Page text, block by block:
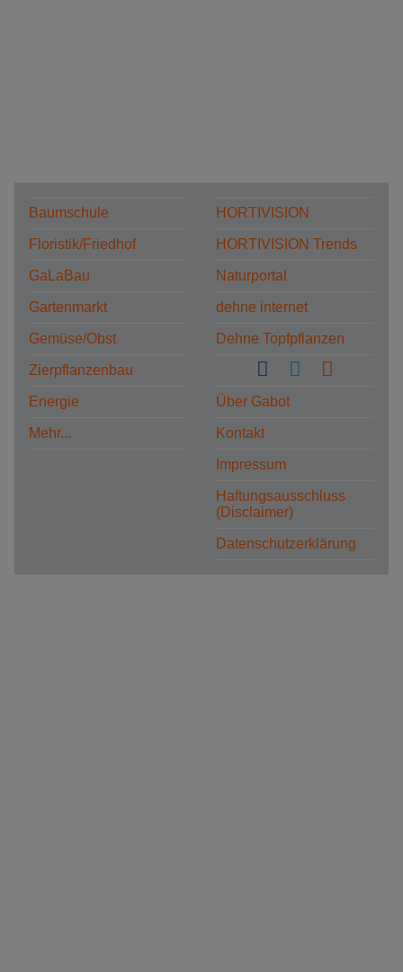
Baumschule
Floristik/Friedhof
GaLaBau
Gartenmarkt
Gemüse/Obst
Zierpflanzenbau
Energie
Mehr...
HORTIVISION
HORTIVISION Trends
Naturportal
dehne internet
Dehne Topfpflanzen
Über Gabot
Kontakt
Impressum
Haftungsausschluss
(Disclaimer)
Datenschutzerklärung